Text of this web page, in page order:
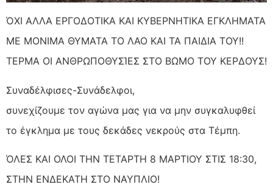
ΌΧΙ ΑΛΛΑ ΕΡΓΟΔΟΤΙΚΑ ΚΑΙ ΚΥΒΕΡΝΗΤΙΚΑ ΕΓΚΛΗΜΑΤΑ
ΜΕ ΜΟΝΙΜΑ ΘΥΜΑΤΑ ΤΟ ΛΑΟ ΚΑΙ ΤΑ ΠΑΙΔΙΑ ΤΟΥ!!
ΤΕΡΜΑ ΟΙ ΑΝΘΡΩΠΟΘΥΣΊΕΣ ΣΤΟ ΒΩΜΟ ΤΟΥ ΚΕΡΔΟΥΣ!
Συναδέλφισες-Συνάδελφοι,
συνεχίζουμε τον αγώνα μας για να μην συγκαλυφθεί
το έγκλημα με τους δεκάδες νεκρούς στα Τέμπη.
ΌΛΕΣ ΚΑΙ ΟΛΟΙ ΤΗΝ ΤΕΤΑΡΤΗ 8 ΜΑΡΤΙΟΥ ΣΤΙΣ 18:30,
ΣΤΗΝ ΕΝΔΕΚΑΤΗ ΣΤΟ ΝΑΥΠΛΙΟ!